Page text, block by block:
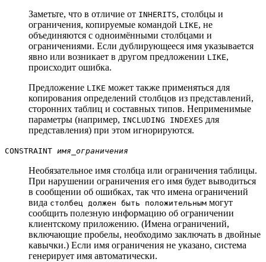
Заметьте, что в отличие от INHERITS, столбцы и
ограничения, копируемые командой LIKE, не
объединяются с одноимёнными столбцами и
ограничениями. Если дублирующееся имя указывается
явно или возникает в другом предложении LIKE,
происходит ошибка.
Предложение LIKE может также применяться для
копирования определений столбцов из представлений,
сторонних таблиц и составных типов. Неприменимые
параметры (например, INCLUDING INDEXES для
представления) при этом игнорируются.
CONSTRAINT имя_ограничения
Необязательное имя столбца или ограничения таблицы.
При нарушении ограничения его имя будет выводиться
в сообщении об ошибках, так что имена ограничений
вида столбец должен быть положительным могут
сообщить полезную информацию об ограничении
клиентскому приложению. (Имена ограничений,
включающие пробелы, необходимо заключать в двойные
кавычки.) Если имя ограничения не указано, система
генерирует имя автоматически.